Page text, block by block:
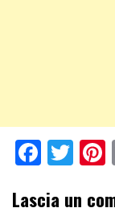
Lascia un